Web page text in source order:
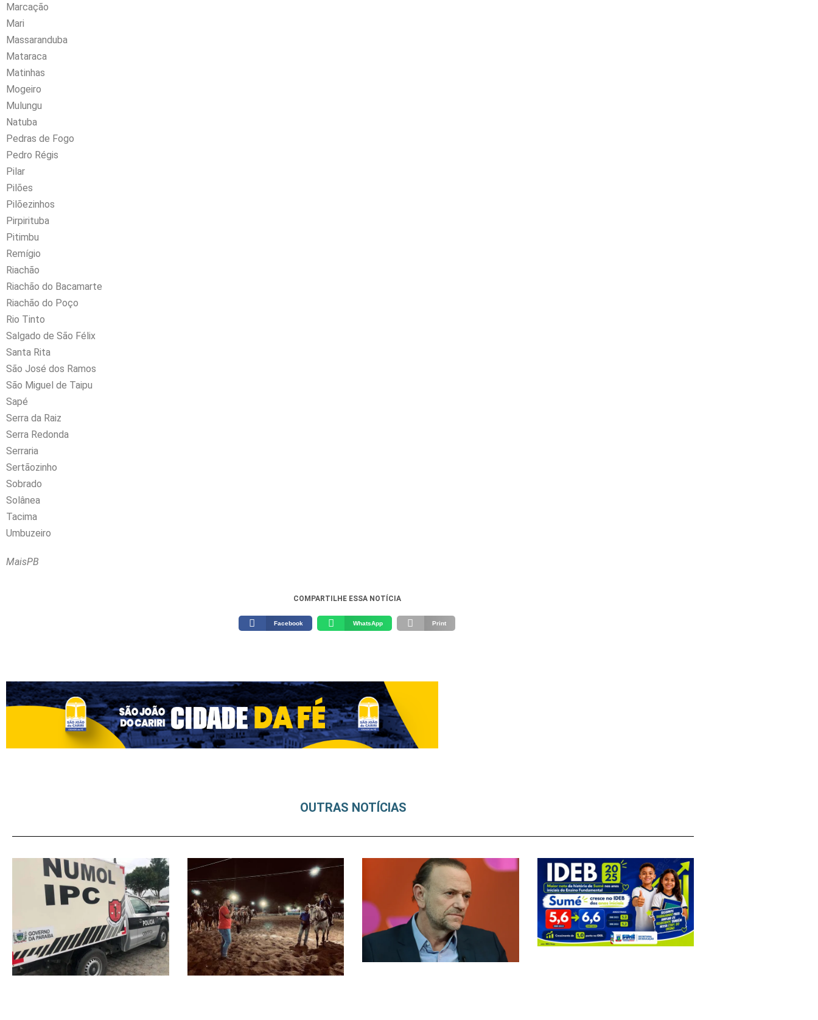
Marcação
Mari
Massaranduba
Mataraca
Matinhas
Mogeiro
Mulungu
Natuba
Pedras de Fogo
Pedro Régis
Pilar
Pilões
Pilõezinhos
Pirpirituba
Pitimbu
Remígio
Riachão
Riachão do Bacamarte
Riachão do Poço
Rio Tinto
Salgado de São Félix
Santa Rita
São José dos Ramos
São Miguel de Taipu
Sapé
Serra da Raiz
Serra Redonda
Serraria
Sertãozinho
Sobrado
Solânea
Tacima
Umbuzeiro
MaisPB
COMPARTILHE ESSA NOTÍCIA
Facebook WhatsApp Print
OUTRAS NOTÍCIAS